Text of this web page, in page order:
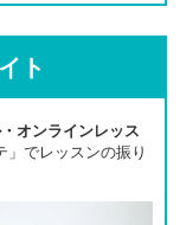
ト
オンラインレッス
」でレッスンの振り